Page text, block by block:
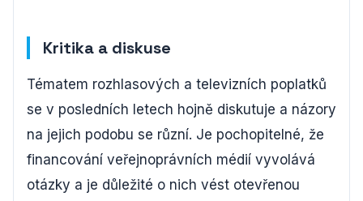
Kritika a diskuse
Tématem rozhlasových a televizních poplatků
se v posledních letech hojně diskutuje a názory
na jejich podobu se různí. Je pochopitelné, že
financování veřejnoprávních médií vyvolává
otázky a je důležité o nich vést otevřenou